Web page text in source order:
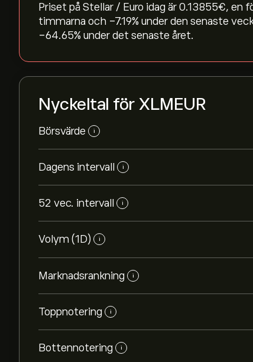
Priset på Stellar / Euro idag är 0.13855‎€‎, en
timmarna och ‎-7.19‎% under den senaste
‎-64.65‎% under det senaste året.
Nyckeltal för XLMEUR
Börsvärde i
Dagens intervall i
52 vec. intervall i
Volym (1D) i
Marknadsrankning i
Toppnotering i
Bottennotering i